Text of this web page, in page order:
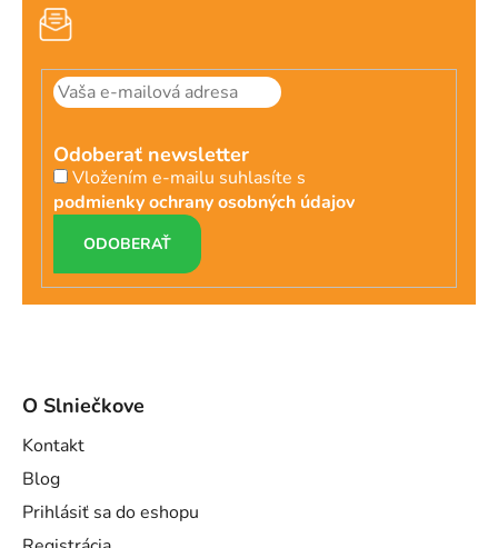
Odoberať newsletter
Vložením e-mailu suhlasíte s
podmienky ochrany osobných údajov
PRIHLÁSIŤ
SA
O Slniečkove
Kontakt
Blog
Prihlásiť sa do eshopu